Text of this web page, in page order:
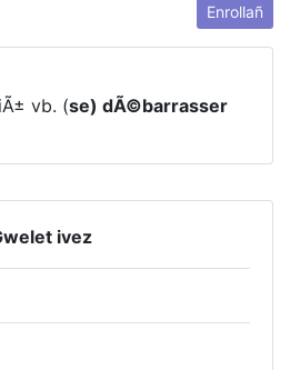
Enrollañ
vb. (se) dÃ©barrasser
ivez